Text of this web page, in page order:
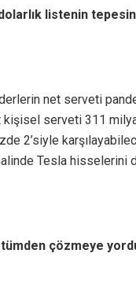
listenin
net serveti
kişisel serveti 311
2’siyle
Tesla hisselerini
çözmeye